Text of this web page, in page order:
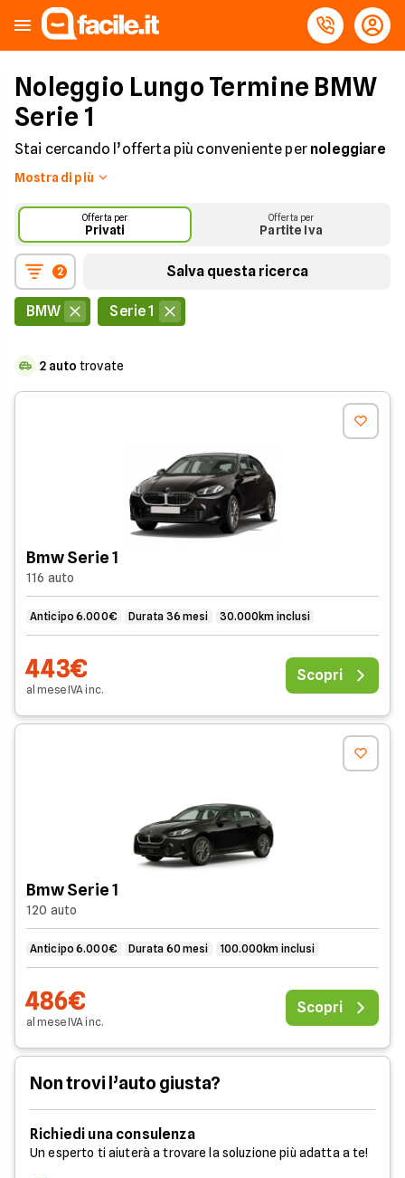
Noleggio Lungo Termine BMW
Serie 1
Stai cercando l’offerta più conveniente per noleggiare
a lungo termine una BMW Serie 1
Su Facile.it trovi tante proposte per il noleggio della
BMW Serie 1 che fa per te.
Scopri tutti imodelli BMW a Noleggio!
Mostra di più
Offerta per
Privati
Offerta per
Partite Iva
2 Salva questa ricerca
BMW Serie 1
2 auto trovate
Bmw Serie 1
116 auto
Anticipo 6.000€ Durata 36 mesi 30.000km inclusi
443€
al meseIVAinc.
Scopri
Bmw Serie 1
120 auto
Anticipo 6.000€ Durata 60 mesi 100.000km inclusi
486€
al meseIVAinc.
Scopri
Non trovi l’auto giusta?
Richiedi una consulenza
Un esperto ti aiuterà a trovare la soluzione più adatta a te!